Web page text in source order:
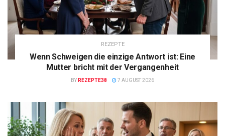
REZEPTE
Wenn Schweigen die einzige Antwort ist: Eine
Mutter bricht mit der Vergangenheit
BY REZEPTE38 7 AUGUST 2026